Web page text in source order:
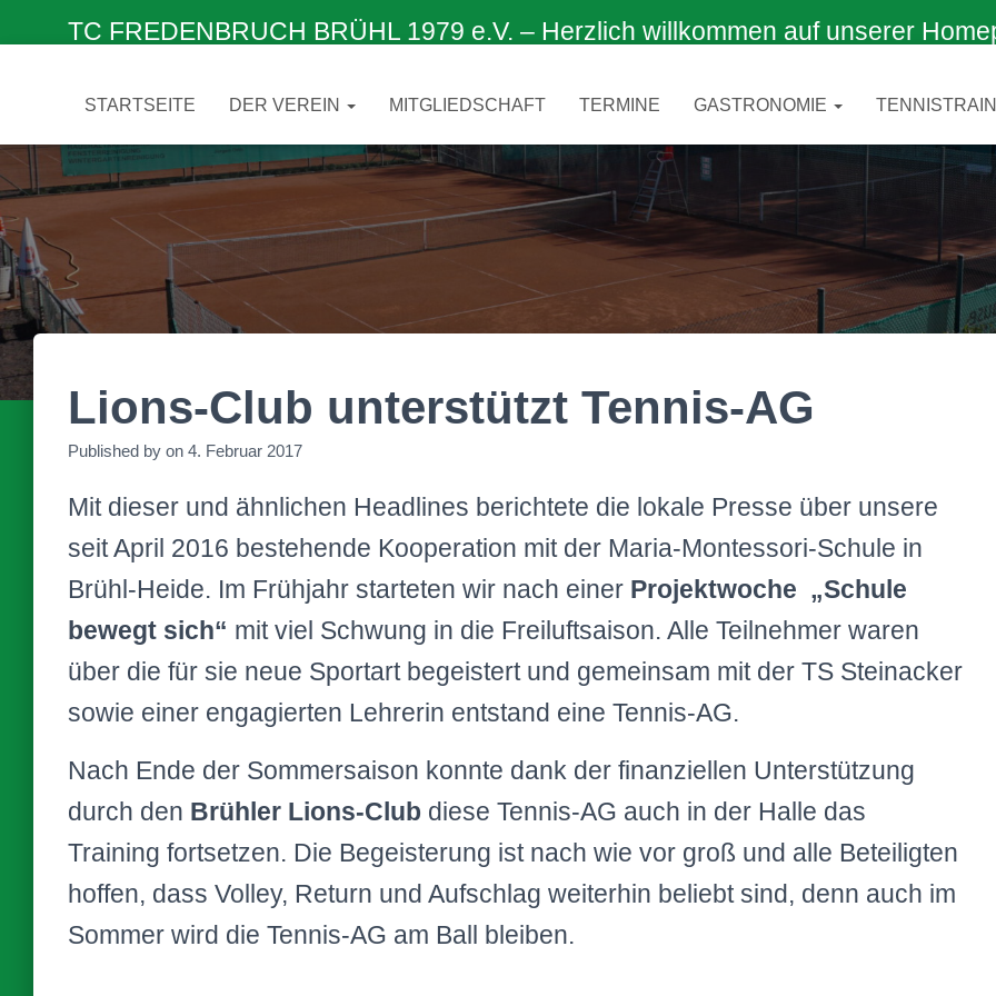
TC FREDENBRUCH BRÜHL 1979 e.V. – Herzlich willkommen auf unserer
STARTSEITE DER VEREIN MITGLIEDSCHAFT TERMINE GASTRONOMIE
Lions-Club unterstützt Tennis-AG
Published by on 4. Februar 2017
Mit dieser und ähnlichen Headlines berichtete die lokale Presse über unsere
seit April 2016 bestehende Kooperation mit der Maria-Montessori-Schule in
Brühl-Heide. Im Frühjahr starteten wir nach einer Projektwoche „Schule
bewegt sich“ mit viel Schwung in die Freiluftsaison. Alle Teilnehmer waren
über die für sie neue Sportart begeistert und gemeinsam mit der TS Steinacker
sowie einer engagierten Lehrerin entstand eine Tennis-AG.
Nach Ende der Sommersaison konnte dank der finanziellen Unterstützung
durch den Brühler Lions-Club diese Tennis-AG auch in der Halle das
Training fortsetzen. Die Begeisterung ist nach wie vor groß und alle Beteiligten
hoffen, dass Volley, Return und Aufschlag weiterhin beliebt sind, denn auch im
Sommer wird die Tennis-AG am Ball bleiben.